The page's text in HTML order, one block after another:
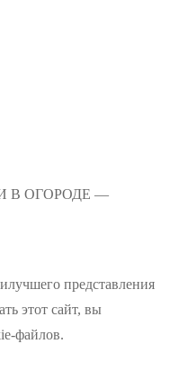
И В ОГОРОДЕ —
представления
этот сайт, вы
файлов.